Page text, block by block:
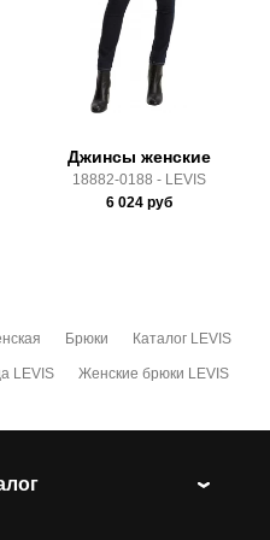
ознакомиться с
Джинсы женские
18882-0188 - LEVIS
6 024 руб
Брюки Каталог LEVIS
LEVIS Женские брюки LEVIS